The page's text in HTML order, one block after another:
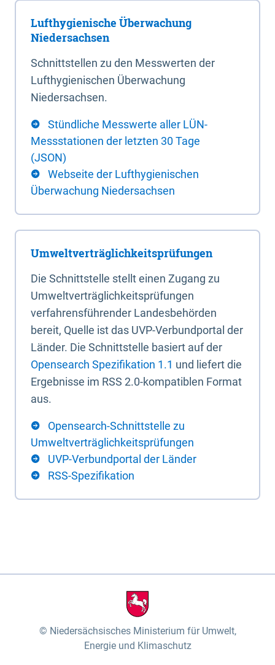
Lufthygienische Überwachung
Niedersachsen
Schnittstellen zu den Messwerten der
Lufthygienischen Überwachung
Niedersachsen.
Stündliche Messwerte aller LÜN-
Messstationen der letzten 30 Tage
(JSON)
Webseite der Lufthygienischen
Überwachung Niedersachsen
Umweltverträglichkeitsprüfungen
Die Schnittstelle stellt einen Zugang zu
Umweltverträglichkeitsprüfungen
verfahrensführender Landesbehörden
bereit, Quelle ist das UVP-Verbundportal der
Länder. Die Schnittstelle basiert auf der
Opensearch Spezifikation 1.1 und liefert die
Ergebnisse im RSS 2.0-kompatiblen Format
aus.
Opensearch-Schnittstelle zu
Umweltverträglichkeitsprüfungen
UVP-Verbundportal der Länder
RSS-Spezifikation
Niedersächsisches Ministerium für Umwelt,
Energie und Klimaschutz